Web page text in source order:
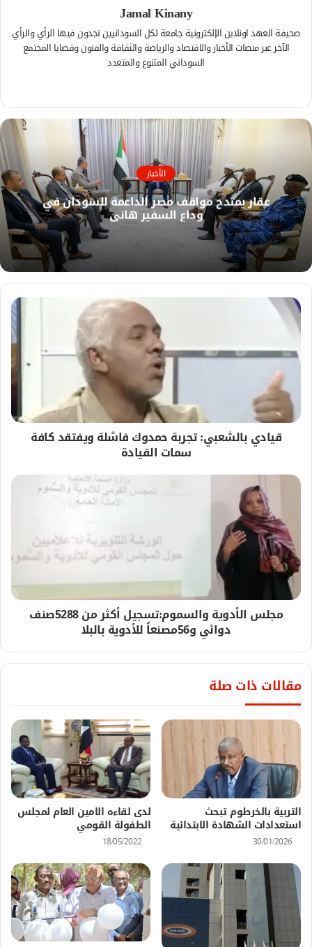
Jamal Kinany
صحيفة العهد اونلاين الإلكترونية جامعة لكل السودانيين تجدون فيها الرأي والرأي
الآخر عبر منصات الأخبار والاقتصاد والرياضة والثقافة والفنون وقضايا المجتمع
السوداني المتنوع والمتعدد
م
و
ق
ع
ا
ل
و
ي
س
ب
و
ك الأخبار
عقار يمتدح مواقف مصر الداعمة للسودان في
وداع السفير هاني
قيادي بالشعبي: تجربة حمدوك فاشلة ويفتقد كافة
سمات القيادة
مجلس الأدوية والسموم:تسجيل أكثر من 5288صنف
دوائي و56مصنعاً للأدوية بالبلا
مقالات ذات صلة
التربية بالخرطوم تبحث
استعدادات الشهادة الابتدائية
30/01/2026
لدى لقاءه الامين العام لمجلس
الطفولة القومي
18/05/2022